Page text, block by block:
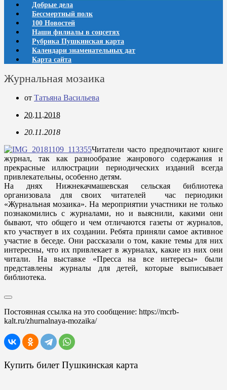
Добрые дела
Бессмертный полк
100 Новостей
Наши филиалы в соцсетях
Рубрика Пушкинская карта
Календари знаменательных дат
Карта сайта
Журнальная мозаика
от Татьяна Васильева
20.11.2018
20.11.2018
Читатели часто предпочитают книге
журнал, так как разнообразие жанрового содержания и
прекрасные иллюстрации периодических изданий всегда
привлекательны, особенно детям.
На днях Нижнекачмашевская сельская библиотека
организовала для своих читателей час периодики
«Журнальная мозаика». На мероприятии участники не только
познакомились с журналами, но и выяснили, какими они
бывают, что общего и чем отличаются газеты от журналов,
кто участвует в их создании. Ребята приняли самое активное
участие в беседе. Они рассказали о том, какие темы для них
интересны, что их привлекает в журналах, какие из них они
читали. На выставке «Пресса на все интересы» были
представлены журналы для детей, которые выписывает
библиотека.
Постоянная ссылка на это сообщение: https://mcrb-
kalt.ru/zhurnalnaya-mozaika/
Купить билет Пушкинская карта